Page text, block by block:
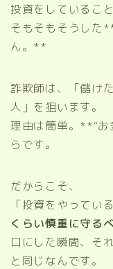
投資をしているこ
そもそもそうした
ん。**
詐欺師は、「儲け
人」を狙います。
理由は簡単。**“
らです。
だからこそ、
「投資をやってい
くらい慎重に守る
口にした瞬間、そ
と同じなんです。